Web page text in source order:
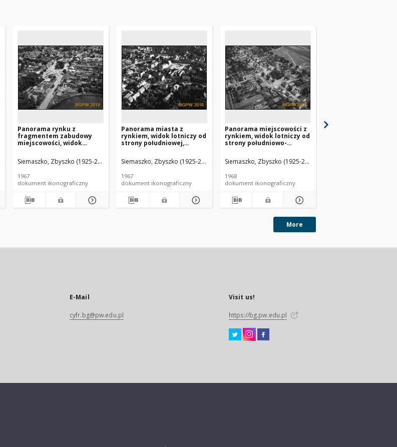
Panorama rynku z
fragmentem zabudowy
miejscowości, widok
południowo-zachodniej,
Białaczów
Siemaszko, Zbyszko (1925-2015).
1967
dokument ikonograficzny
Panorama miasta z
rynkiem, widok lotniczy od
strony południowej,
Siemaszko, Zbyszko (1925-2015).
1967
dokument ikonograficzny
Panorama miejscowości z
rynkiem, widok lotniczy od
strony południowo-
Siemaszko, Zbyszko (1925-2015).
1968
dokument ikonograficzny
More
E-Mail
cyfr.bg@pw.edu.pl
Visit us!
https://bg.pw.edu.pl